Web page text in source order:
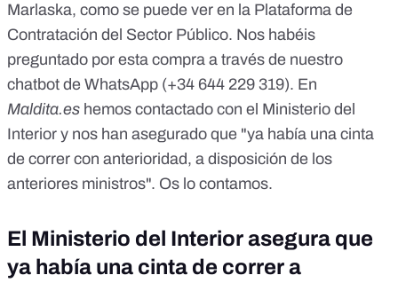
Marlaska, como se puede ver en la Plataforma de
Contratación del Sector Público. Nos habéis
preguntado por esta compra a través de nuestro
chatbot de WhatsApp (+34 644 229 319). En
Maldita.es hemos contactado con el Ministerio del
Interior y nos han asegurado que "ya había una cinta
de correr con anterioridad, a disposición de los
anteriores ministros". Os lo contamos.
El Ministerio del Interior asegura que
ya había una cinta de correr a